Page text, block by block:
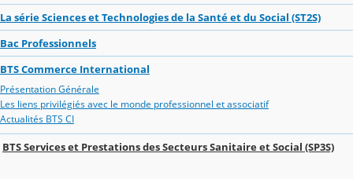
La série Sciences et Technologies de la Santé et du Social (ST2S)
Bac Professionnels
BTS Commerce International
Présentation Générale
Les liens privilégiés avec le monde professionnel et associatif
Actualités BTS CI
BTS Services et Prestations des Secteurs Sanitaire et Social (SP3S)